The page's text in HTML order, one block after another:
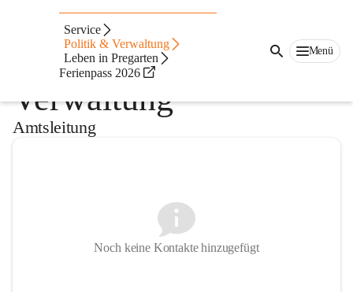
Service
Politik & Verwaltung
Leben in Pregarten
Ferienpass 2026
Menü
Amtsleitung und
Allgemeine
Verwaltung
Amtsleitung
Noch keine Kontakte hinzugefügt